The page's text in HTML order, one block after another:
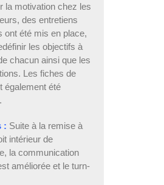
la motivation chez les
des entretiens
ont été mis en place,
les objectifs à
chacun ainsi que les
Les fiches de
également été
: Suite à la remise à
intérieur de
la communication
améliorée et le turn-